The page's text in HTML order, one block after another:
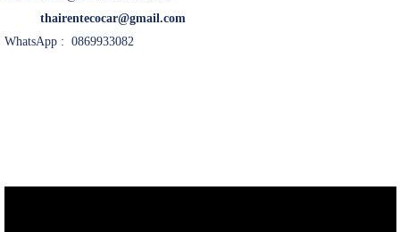
thairentecocar@gmail.com
WhatsApp : 0869933082